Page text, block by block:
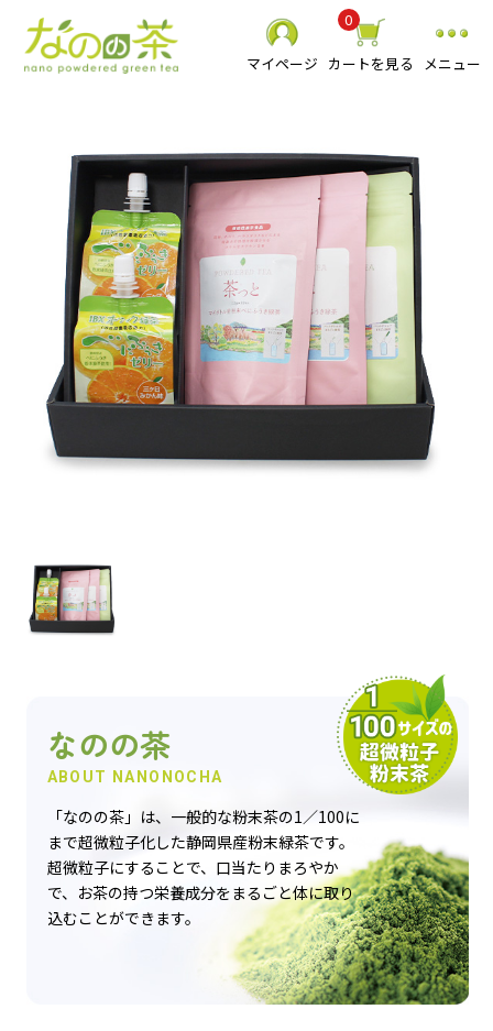
マイページ カートを見る
0
メニュー
なのの茶
ABOUT NANONOCHA
「なのの茶」は、一般的な粉末茶の1／100に
まで超微粒子化した静岡県産粉末緑茶です。
超微粒子にすることで、口当たりまろやか
で、お茶の持つ栄養成分をまるごと体に取り
込むことができます。
静岡県産 粉末緑茶
べにふうき粉末緑茶
スーパーミクロン健康緑茶
その他 粉末茶
お抹茶
人気商品
定期便
商品一覧
なのの茶について
お買い物ガイド